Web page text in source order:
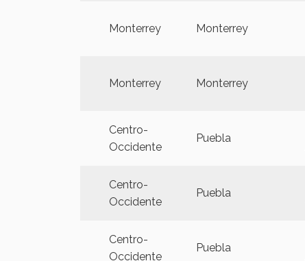
Monterrey Monterrey
Monterrey Monterrey
Centro-
Occidente
Puebla
Centro-
Occidente
Puebla
Centro-
Occidente
Puebla